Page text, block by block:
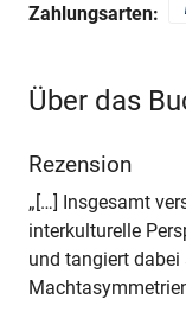
Zahlungsarten:
Über das
Rezension
„[…] Insgesamt
interkulturelle
und tangiert